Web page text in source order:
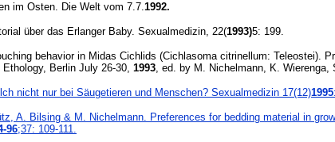
im Osten. Die Welt vom 7.7.1992.
über das Erlanger Baby. Sexualmedizin, 22(1993)5: 199.
behavior in Midas Cichlids (Cichlasoma citrinellum: Teleostei).
Berlin July 26-30, 1993, ed. by M. Nichelmann, K. Wierenga,
nicht nur bei Säugetieren und Menschen? Sexualmedizin 17(12)1995
A. Bilsing & M. Nichelmann. Preferences for bedding material in
96;37: 109-111.